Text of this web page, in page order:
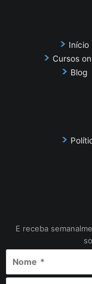
Início
Cursos
Blog
E receba